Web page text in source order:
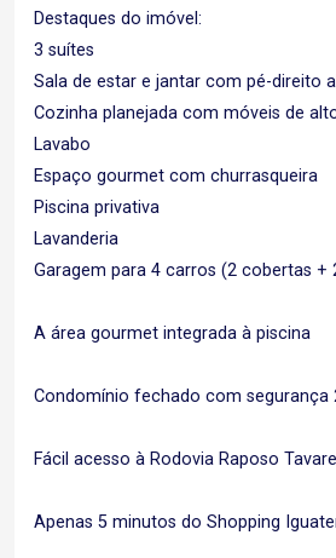
Destaques do imóvel:
3 suítes
Sala de estar e jantar com pé-direito
Cozinha planejada com móveis de
Lavabo
Espaço gourmet com churrasqueira
Piscina privativa
Lavanderia
Garagem para 4 carros (2 cobertas +
A área gourmet integrada à piscina
Condomínio fechado com segurança
Fácil acesso à Rodovia Raposo
Apenas 5 minutos do Shopping